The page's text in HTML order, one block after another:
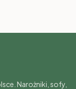
Narożniki, sofy,